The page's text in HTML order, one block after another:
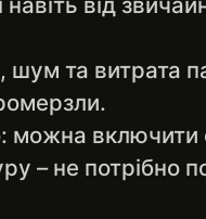
та витрата
включити
– не потрібно